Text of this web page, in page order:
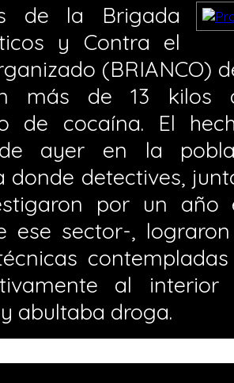
de la Brigada
y Contra el
(BRIANCO)
más de 13 kilos
de cocaína. El
ayer en la
donde detectives,
por un
ese sector-,
al
abultaba droga.